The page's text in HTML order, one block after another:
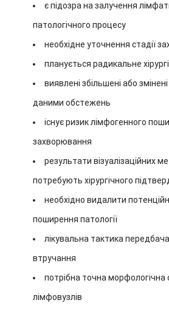
є підозра на залучення
патологічного процесу
необхідне уточнення стадії
планується радикальне
виявлені збільшені або
даними обстежень
існує ризик лімфогенного
захворювання
результати візуалізаційних
потребують хірургічного
необхідно видалити
поширення патології
лікувальна тактика
втручання
потрібна точна морфологічна
лімфовузлів